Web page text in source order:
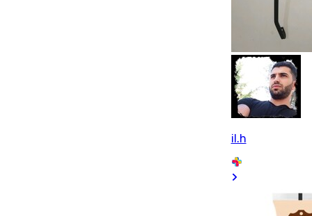
il.h